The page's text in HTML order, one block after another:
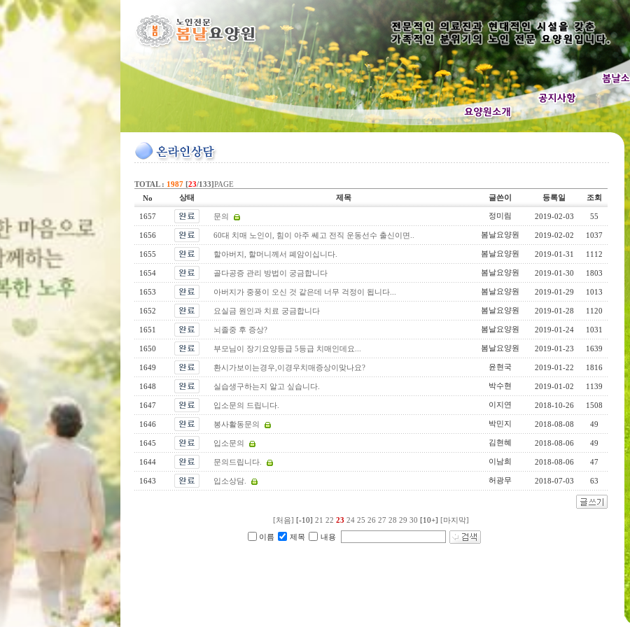
TOTAL : 1987 [23/133]PAGE
No
상태 제목 글쓴이 등록일 조회
1657 문의 정미림 2019-02-03 55
1656 60대 치매 노인이, 힘이 아주 쎄고 전직 운동선수 출신이면.. 봄날요양원 2019-02-02 1037
1655 할아버지, 할머니께서 폐암이십니다. 봄날요양원 2019-01-31 1112
1654 골다공증 관리 방법이 궁금합니다 봄날요양원 2019-01-30 1803
1653 아버지가 중풍이 오신 것 같은데 너무 걱정이 됩니다... 봄날요양원 2019-01-29 1013
1652 요실금 원인과 치료 궁금합니다 봄날요양원 2019-01-28 1120
1651 뇌졸중 후 증상? 봄날요양원 2019-01-24 1031
1650 부모님이 장기요양등급 5등급 치매인데요... 봄날요양원 2019-01-23 1639
1649 환시가보이는경우,이경우치매증상이맞나요? 윤현국 2019-01-22 1816
1648 실습생구하는지 알고 싶습니다. 박수현 2019-01-02 1139
1647 입소문의 드립니다. 이지연 2018-10-26 1508
1646 봉사활동문의 박민지 2018-08-08 49
1645 입소문의 김현혜 2018-08-06 49
1644 문의드립니다. 이남희 2018-08-06 47
1643 입소상담. 허광무 2018-07-03 63
[처음] [-10] 21 22 23 24 25 26 27 28 29 30 [10+] [마지막]
이름
제목 내용